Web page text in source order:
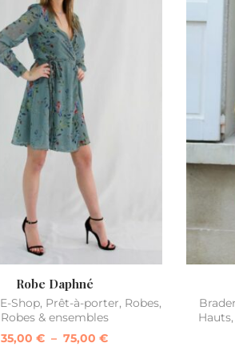
Robe Daphné
E-Shop, Prêt-à-porter, Robes,
Robes & ensembles
35,00 € – 75,00 €
Hauts